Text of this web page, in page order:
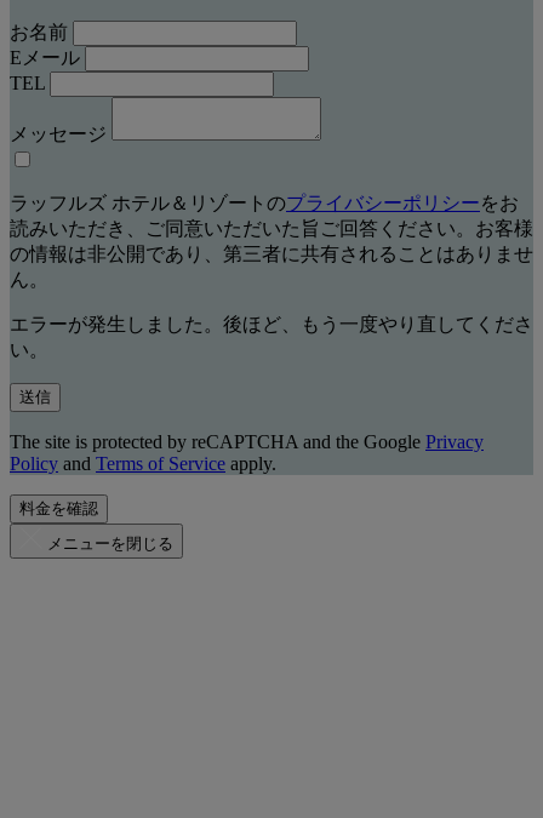
お名前
Eメール
TEL
メッセージ
ラッフルズ ホテル＆リゾートのプライバシーポリシーをお
読みいただき、ご同意いただいた旨ご回答ください。お客様
の情報は非公開であり、第三者に共有されることはありませ
ん。
エラーが発生しました。後ほど、もう一度やり直してくださ
い。
送信
The site is protected by reCAPTCHA and the Google Privacy
Policy and Terms of Service apply.
料金を確認
メニューを閉じる